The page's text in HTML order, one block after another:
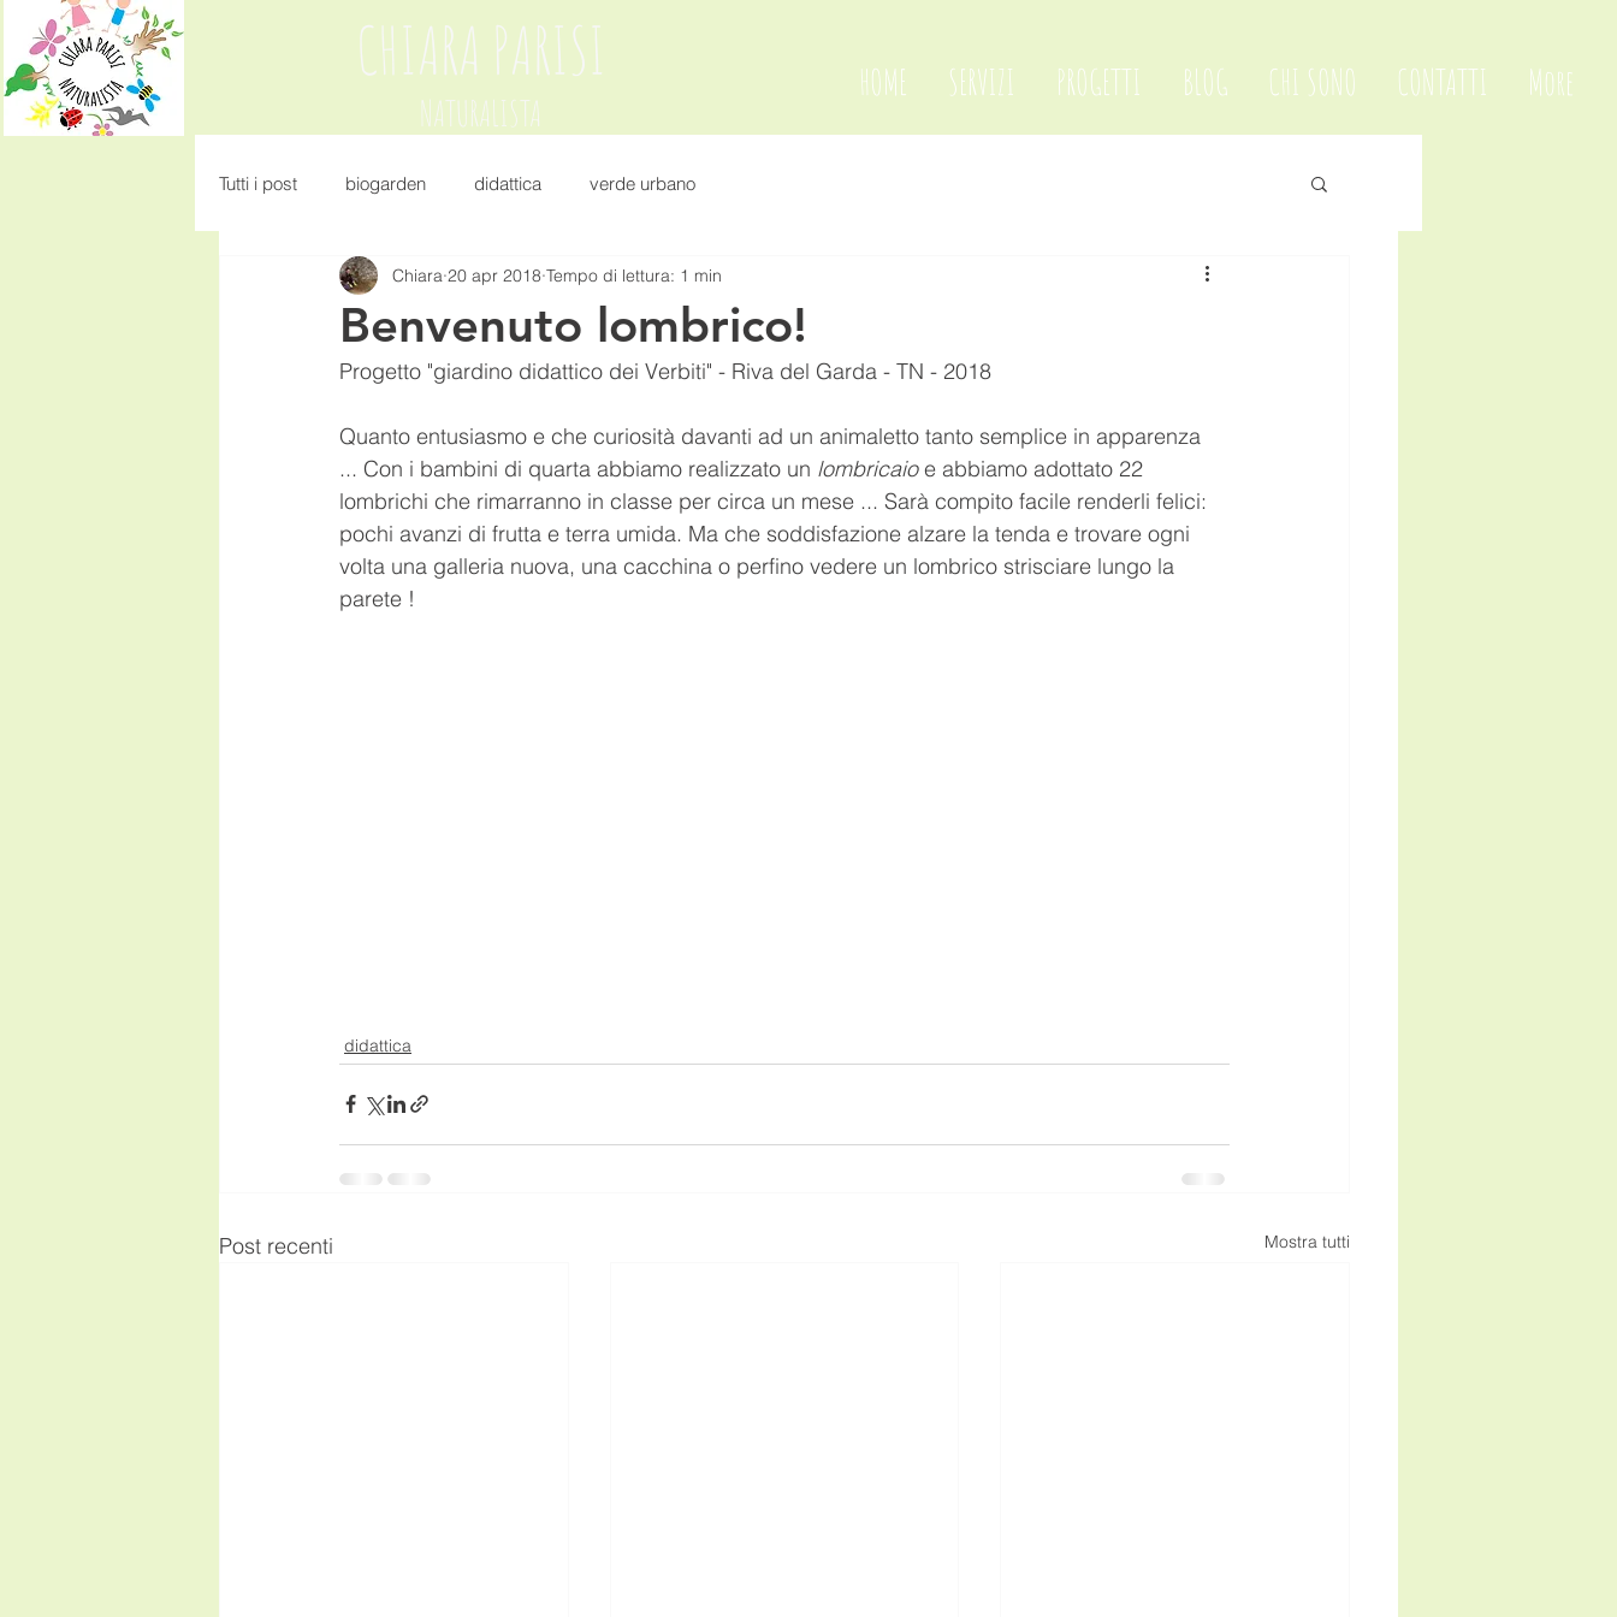
HOME SERVIZI PROGETTI BLOG CHI SONO CONTATTI More
CHIARA PARISI
NATURALISTA
Tutti i post biogarden didattica verde urbano
Benvenuto lombrico!
Chiara 20 apr 2018 Tempo di lettura: 1 min
Progetto "giardino didattico dei Verbiti" - Riva del Garda - TN - 2018
Quanto entusiasmo e che curiosità davanti ad un animaletto tanto semplice in apparenza
... Con i bambini di quarta abbiamo realizzato un lombricaio e abbiamo adottato 22
lombrichi che rimarranno in classe per circa un mese ... Sarà compito facile renderli felici:
pochi avanzi di frutta e terra umida. Ma che soddisfazione alzare la tenda e trovare ogni
volta una galleria nuova, una cacchina o perfino vedere un lombrico strisciare lungo la
parete !
didattica
Post recenti Mostra tutti